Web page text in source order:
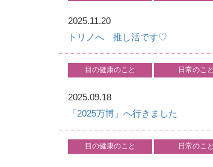
2025.11.20
トリノへ 推し活です♡
目の健康のこと 日常のこと
2025.09.18
「2025万博」へ行きました
目の健康のこと 日常のこと